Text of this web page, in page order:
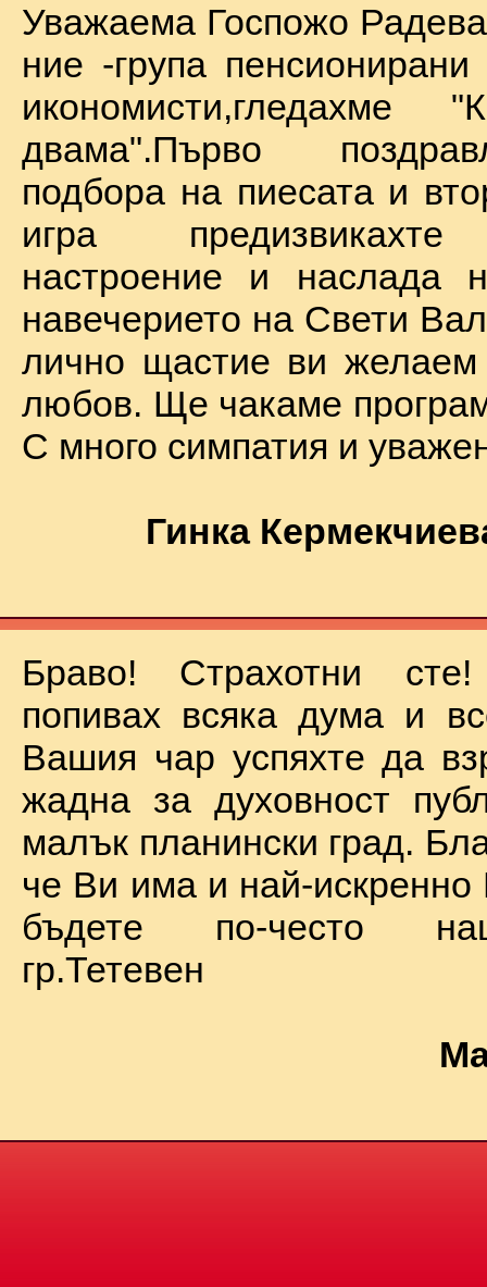
Уважаема Госпожо
ние -група
икономисти,гледахме
двама".Първо
подбора на пиесата и
игра
настроение и наслада
навечерието на Свети
лично щастие ви желаем
любов. Ще чакаме
С много симпатия и
Гинка
Браво! Страхотни
попивах всяка дума и
Вашия чар успяхте да
жадна за духовност
малък планински град.
че Ви има и най-
бъдете по-често
гр.Тетевен